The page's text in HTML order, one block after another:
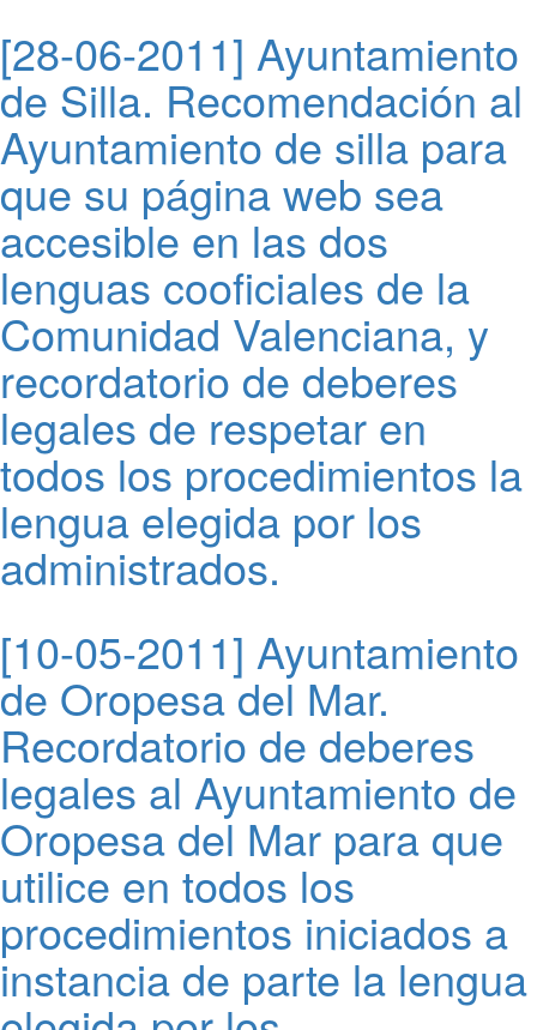
[28-06-2011] Ayuntamiento
de Silla. Recomendación al
Ayuntamiento de silla para
que su página web sea
accesible en las dos
lenguas cooficiales de la
Comunidad Valenciana, y
recordatorio de deberes
legales de respetar en
todos los procedimientos la
lengua elegida por los
administrados.
[10-05-2011] Ayuntamiento
de Oropesa del Mar.
Recordatorio de deberes
legales al Ayuntamiento de
Oropesa del Mar para que
utilice en todos los
procedimientos iniciados a
instancia de parte la lengua